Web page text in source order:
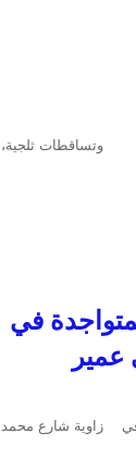
وتساقطات ثلجية،
في
زاوية شارع محمد